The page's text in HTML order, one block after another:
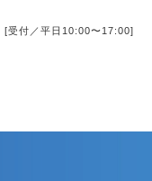
[受付／平日10:00〜17:00]